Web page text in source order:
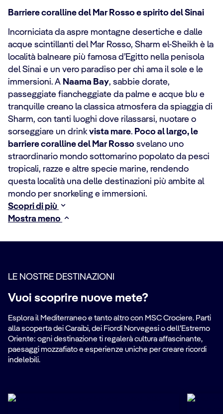
Barriere coralline del Mar Rosso e spirito del Sinai
Incorniciata da aspre montagne desertiche e dalle
acque scintillanti del Mar Rosso, Sharm el-Sheikh è la
località balneare più famosa d’Egitto nella penisola
del Sinai e un vero paradiso per chi ama il sole e le
immersioni. A Naama Bay, sabbie dorate,
passeggiate fiancheggiate da palme e acque blu e
tranquille creano la classica atmosfera da spiaggia di
Sharm, con tanti luoghi dove rilassarsi, nuotare o
sorseggiare un drinkvista mare. Poco al largo, le
barriere coralline del Mar Rosso svelano uno
straordinario mondo sottomarino popolato da pesci
tropicali, razze e altre specie marine, rendendo
questa località una delle destinazioni più ambite al
mondo per snorkeling e immersioni.
Scopri di più
Mostra meno
LE NOSTRE DESTINAZIONI
Vuoi scoprire nuove mete?
Esplora il Mediterraneo e tanto altro con MSC Crociere. Parti
alla scoperta dei Caraibi, dei Fiordi Norvegesi o dell’Estremo
Oriente: ogni destinazione ti regalerà cultura affascinante,
paesaggi mozzafiato e esperienze uniche per creare ricordi
indelebili.